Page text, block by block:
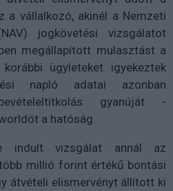
a vállalkozó, akinél a Nemzeti
jogkövetési vizsgálatot
megállapított mulasztást a
ügyleteket igyekeztek
napló adatai azonban
gyanúját -
a hatóság.
indult vizsgálat annál az
millió forint értékű bontási
átvételi elismervényt állított ki